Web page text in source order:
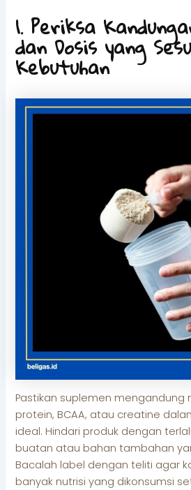
1. Periksa
dan Dosis yang
Kebutuhan
Pastikan suplemen mengandung
protein, BCAA, atau creatine
ideal. Hindari produk dengan
buatan atau bahan tambahan
Bacalah label dengan teliti agar
banyak nutrisi yang dikonsumsi